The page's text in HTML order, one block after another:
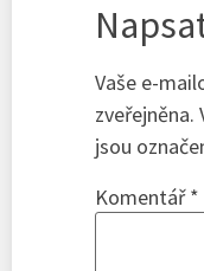
Vaše e-
zveřejněna.
jsou
Komentář*